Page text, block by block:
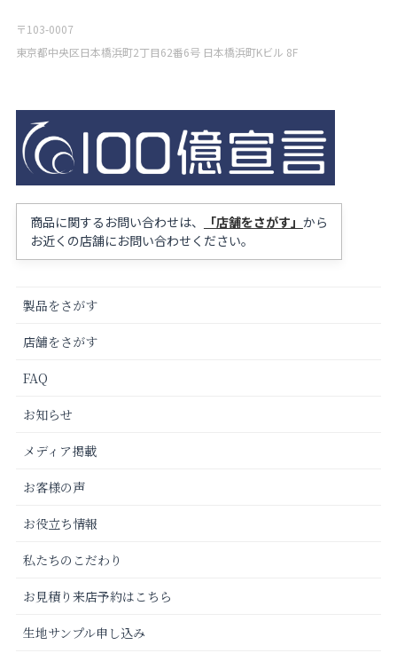
〒103-0007
東京都中央区日本橋浜町2丁目62番6号 日本橋浜町Kビル 8F
商品に関するお問い合わせは、 「店舗をさがす」 から
お近くの店舗にお問い合わせください。
製品をさがす
店舗をさがす
FAQ
お知らせ
メディア掲載
お客様の声
お役立ち情報
私たちのこだわり
お見積り来店予約はこちら
生地サンプル申し込み